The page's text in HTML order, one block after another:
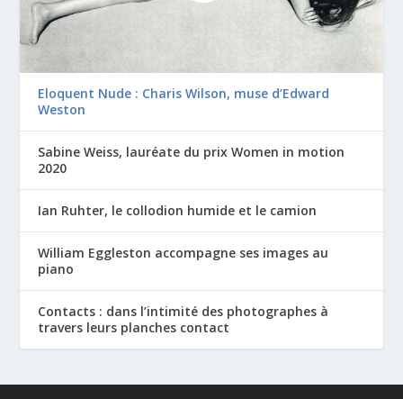
Eloquent Nude : Charis Wilson, muse d’Edward
Weston
Sabine Weiss, lauréate du prix Women in motion
2020
Ian Ruhter, le collodion humide et le camion
William Eggleston accompagne ses images au
piano
Contacts : dans l’intimité des photographes à
travers leurs planches contact